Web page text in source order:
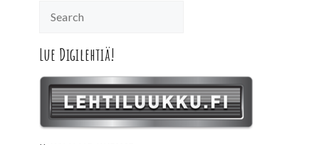
Lue Digilehtiä!